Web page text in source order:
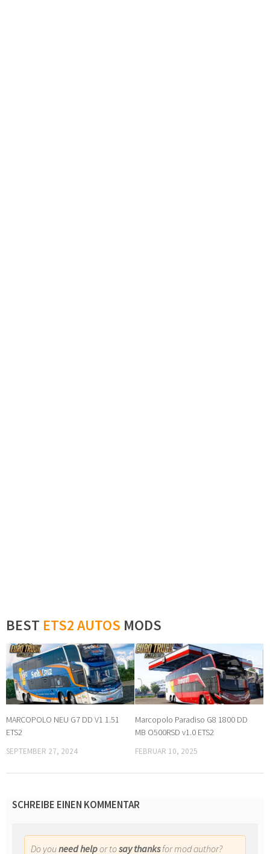
BEST ETS2 AUTOS MODS
0
MARCOPOLO NEU G7 DD V1 1.51
ETS2
SEPTEMBER 27, 2024
Marcopolo Paradiso G8 1800 DD
MB O500RSD v1.0 ETS2
FEBRUAR 10, 2025
SCHREIBE EINEN KOMMENTAR
Do youneed helpor tosay thanksfor mod author?